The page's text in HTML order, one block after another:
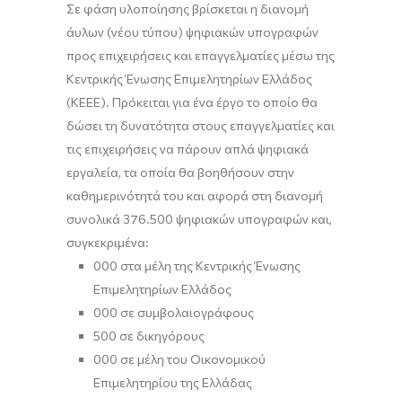
Σε φάση υλοποίησης βρίσκεται η διανομή
άυλων (νέου τύπου) ψηφιακών υπογραφών
προς επιχειρήσεις και επαγγελματίες μέσω της
Κεντρικής Ένωσης Επιμελητηρίων Ελλάδος
(ΚΕΕΕ). Πρόκειται για ένα έργο το οποίο θα
δώσει τη δυνατότητα στους επαγγελματίες και
τις επιχειρήσεις να πάρουν απλά ψηφιακά
εργαλεία, τα οποία θα βοηθήσουν στην
καθημερινότητά του και αφορά στη διανομή
συνολικά 376.500 ψηφιακών υπογραφών και,
συγκεκριμένα:
000 στα μέλη της Κεντρικής Ένωσης
Επιμελητηρίων Ελλάδος
000 σε συμβολαιογράφους
500 σε δικηγόρους
000 σε μέλη του Οικονομικού
Επιμελητηρίου της Ελλάδας